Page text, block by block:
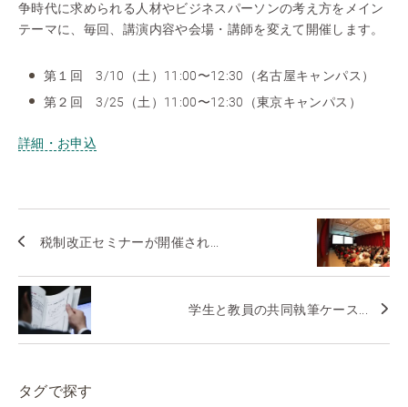
争時代に求められる人材やビジネスパーソンの考え方をメイン
テーマに、毎回、講演内容や会場・講師を変えて開催します。
第１回 3/10（土）11:00〜12:30（名古屋キャンパス）
第２回 3/25（土）11:00〜12:30（東京キャンパス）
詳細・お申込
税制改正セミナーが開催され...
学生と教員の共同執筆ケース...
タグで探す